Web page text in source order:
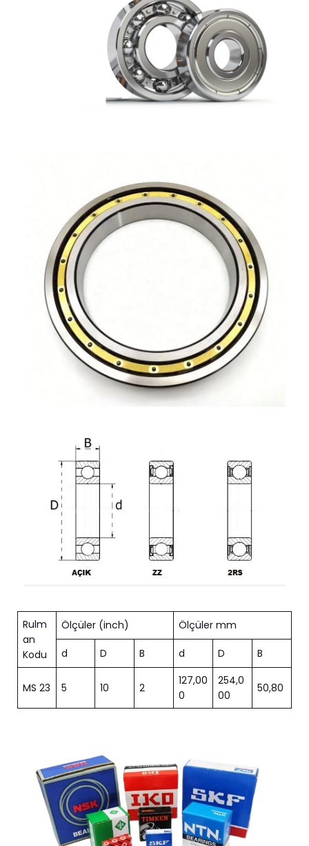
Rulm
an
Kodu
Ölçüler (inch) Ölçüler mm
d D B d D B
MS 23 5 10 2
127,00
0
254,0
00
50,80